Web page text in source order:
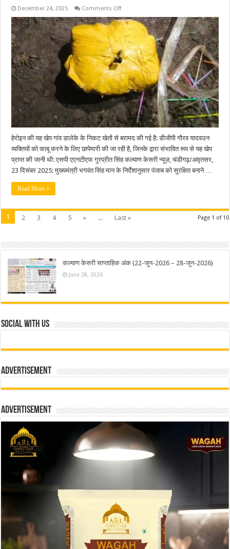
December 24, 2025 Comments Offon
में
ड्रोन
के
द्वारा
भेजी
गई
12
किलोग्राम
हेरोइन
की
खेप
बरामद
हेरोइन की यह खेप गांव डालेके के निकट खेतों से बरामद की गई है: डीजीपी गौरव यादवउन
व्यक्तियों को काबू करने के लिए छापेमारी की जा रही है, जिनके द्वारा संभावित रूप से यह खेप
प्राप्त की जानी थी: एसपी एएनटीएफ गुरप्रीत सिंह कल्याण केसरी न्यूज़, चंडीगढ़/अमृतसर,
23 दिसंबर 2025: मुख्यमंत्री भगवंत सिंह मान के निर्देशानुसार पंजाब को सुरक्षित बनाने …
Read More »
Page 1 of 10
1 2 3 4 5 » ... Last »
कल्याण केसरी साप्ताहिक अंक (22-जून-2026 – 28-जून-2026)
June 28, 2026
Social With Us
Advertisement
Advertisement